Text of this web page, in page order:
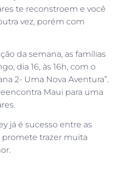
te reconstroem e você
vez, porém com
da semana, as famílias
dia 16, às 16h, com o
2- Uma Nova Aventura”.
Maui para uma
já é sucesso entre as
promete trazer muita